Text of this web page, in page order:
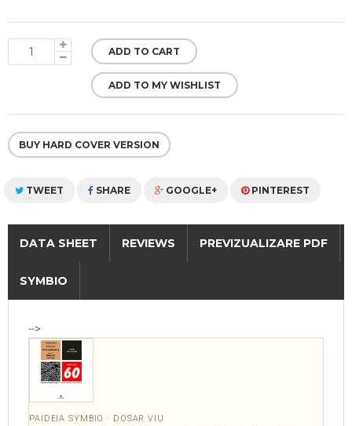
ADD TO CART
ADD TO MY WISHLIST
BUY HARD COVER VERSION
TWEET SHARE GOOGLE+ PINTEREST
DATA SHEET REVIEWS PREVIZUALIZARE PDF
SYMBIO
-->
PAIDEIA SYMBIO · DOSAR VIU